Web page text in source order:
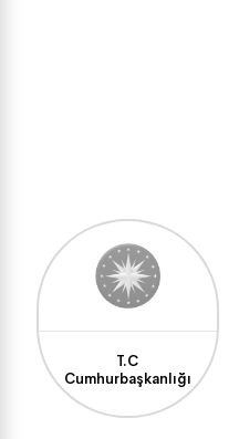
T.C
Cumhurbaşkanlığı